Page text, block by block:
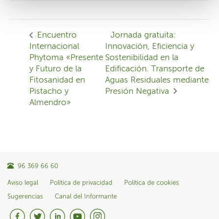
Encuentro
Internacional
Phytoma «Presente
y Futuro de la
Fitosanidad en
Pistacho y
Almendro»
Jornada gratuita:
Innovación, Eficiencia y
Sostenibilidad en la
Edificación. Transporte de
Aguas Residuales mediante
Presión Negativa
96 369 66 60
Aviso legal Política de privacidad Política de cookies
Sugerencias Canal del Informante